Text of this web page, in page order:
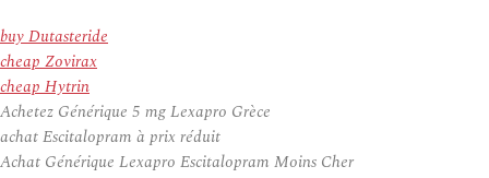
buy Dutasteride
cheap Zovirax
cheap Hytrin
Achetez Générique 5 mg Lexapro Grèce
achat Escitalopram à prix réduit
Achat Générique Lexapro Escitalopram Moins Cher